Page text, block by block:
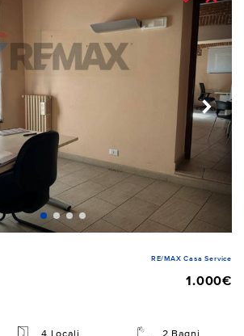
RE/MAX Casa Service
1.000€